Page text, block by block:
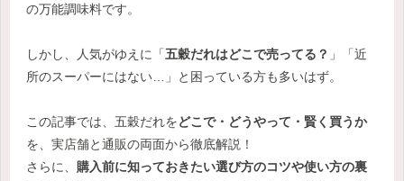
の万能調味料です。
しかし、人気がゆえに「五穀だれはどこで売ってる？ 」「近
所のスーパーにはない…」と困っている方も多いはず。
この記事では、五穀だれをどこで・どうやって・賢く買うか
を、実店舗と通販の両面から徹底解説！
さらに、
購入前に知っておきたい選び方のコツや使い方の裏